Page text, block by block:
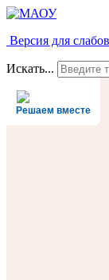
Версия для
Искать...
Решаем вместе